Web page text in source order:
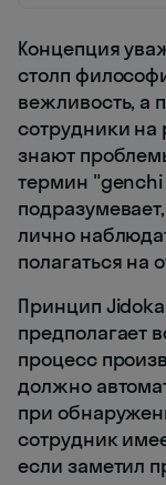
Концепция
столп
вежливость, а
сотрудники на
знают
термин
лично
полагаться на
Принцип
предполагает
процесс
должно
при
сотрудник
если заметил